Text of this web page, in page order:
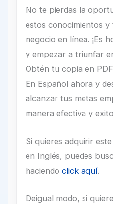
No te pierdas la
estos conocimientos
negocio en línea. ¡Es
y empezar a triunfar
Obtén tu copia en
En Español ahora y
alcanzar tus metas
manera efectiva y
Si quieres adquirir
en Inglés, puedes
haciendo click aquí.
Deigual modo, si